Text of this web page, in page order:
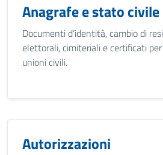
Anagrafe e stato civile
Documenti d’identità, cambio di
elettorali, cimiteriali e certificati
unioni civili.
Autorizzazioni